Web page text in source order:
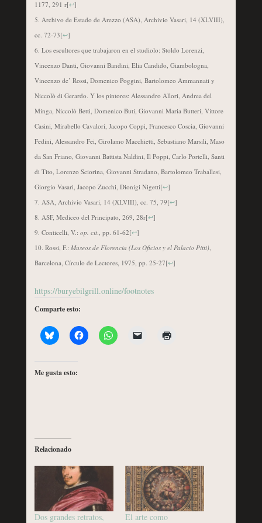
1177, 291 r[↩]
Archivo de Estado de Arezzo (ASA), Archivio Vasari, 14 (XLVIII),
cc. 72-73[↩]
Los escultores que trabajaron en el studiolo: Stoldo Lorenzi,
Vincenzo Danti, Giovanni Bandini, Elia Candido, Giambologna,
Vincenzo de’ Rossi, Domenico Poggini, Bartolomeo Ammannati y
Niccolò di Gerardo. Y los pintores: Alessandro Allori, Andrea del
Minga, Niccolò Betti, Domenico Buti, Giovanni Maria Butteri, Vittore
Casini, Mirabello Cavalori, Jacopo Coppi, Francesco Coscia, Giovanni
Fedini, Alessandro Fei, Girolamo Macchietti, Sebastiano Marsili, Maso
da San Friano, Giovanni Battista Naldini, Il Poppi, Carlo Portelli, Santi
di Tito, Lorenzo Sciorina, Giovanni Stradano, Bartolomeo Traballesi,
Giorgio Vasari, Jacopo Zucchi, Dionigi Nigetti[↩]
ASA, Archivio Vasari, 14 (XLVIII), cc. 75, 79[↩]
ASF, Mediceo del Principato, 269, 28r[↩]
Conticelli, V.: op. cit., pp. 61-62[↩]
Rossi, F.: Museos de Florencia (Los Oficios y el Palacio Pitti),
Barcelona, Círculo de Lectores, 1975, pp. 25-27[↩]
https://buryebilgrill.online/footnotes
Comparte esto:
Me gusta esto:
Relacionado
Dos grandes retratos,
El arte como